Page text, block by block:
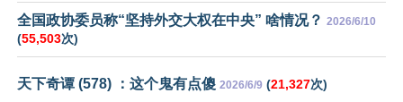
全国政协委员称“坚持外交大权在中央” 啥情况？ 2026/6/10
(55,503次)
天下奇谭 (578) ：这个鬼有点傻 2026/6/9 (21,327次)